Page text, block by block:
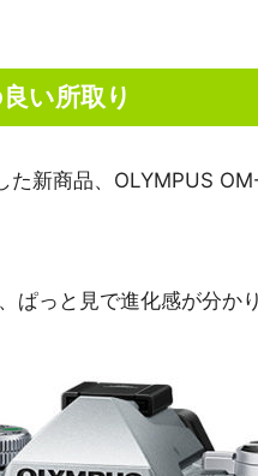
い所取り
新商品、OLYMPUS
っと見で進化感が分か